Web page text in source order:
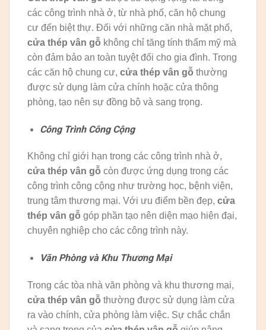
các công trình nhà ở, từ nhà phố, căn hộ chung
cư đến biệt thự. Đối với những căn nhà mặt phố,
cửa thép vân gỗ không chỉ tăng tính thẩm mỹ mà
còn đảm bảo an toàn tuyệt đối cho gia đình. Trong
các căn hộ chung cư, cửa thép vân gỗ thường
được sử dụng làm cửa chính hoặc cửa thông
phòng, tạo nên sự đồng bộ và sang trọng.
Công Trình Công Cộng
Không chỉ giới hạn trong các công trình nhà ở,
cửa thép vân gỗ còn được ứng dụng trong các
công trình công cộng như trường học, bệnh viện,
trung tâm thương mại. Với ưu điểm bền đẹp, cửa
thép vân gỗ góp phần tạo nên diện mạo hiện đại,
chuyên nghiệp cho các công trình này.
Văn Phòng và Khu Thương Mại
Trong các tòa nhà văn phòng và khu thương mại,
cửa thép vân gỗ thường được sử dụng làm cửa
ra vào chính, cửa phòng làm việc. Sự chắc chắn